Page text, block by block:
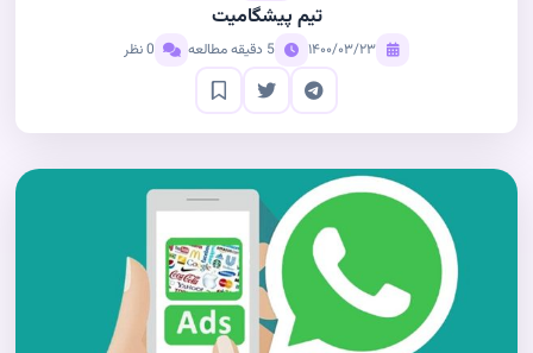
تیم پیشگامیت
۱۴۰۰/۰۳/۲۳ 5 دقیقه مطالعه 0 نظر